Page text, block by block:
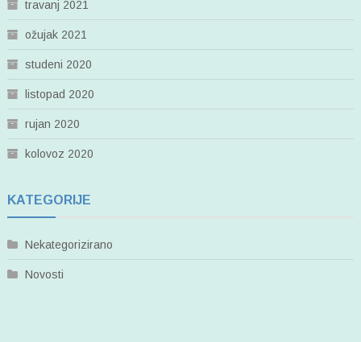
travanj 2021
ožujak 2021
studeni 2020
listopad 2020
rujan 2020
kolovoz 2020
KATEGORIJE
Nekategorizirano
Novosti